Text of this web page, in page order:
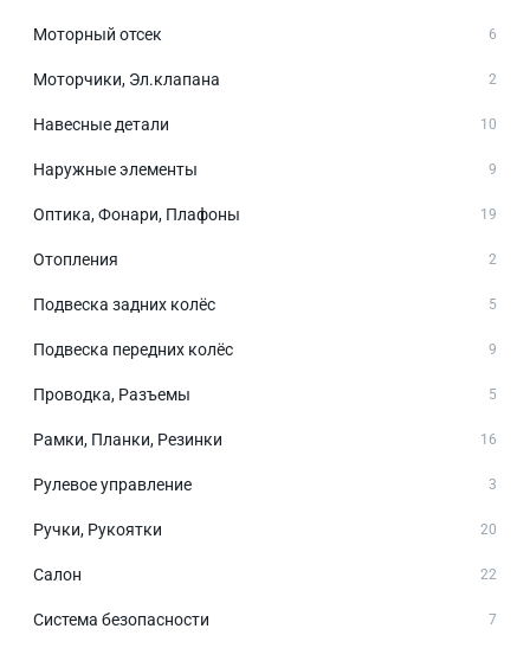
Моторный отсек 6
Моторчики, Эл.клапана 2
Навесные детали 10
Наружные элементы 9
Оптика, Фонари, Плафоны 19
Отопления 2
Подвеска задних колёс 5
Подвеска передних колёс 9
Проводка, Разъемы 5
Рамки, Планки, Резинки 16
Рулевое управление 3
Ручки, Рукоятки 20
Салон 22
Система безопасности 7